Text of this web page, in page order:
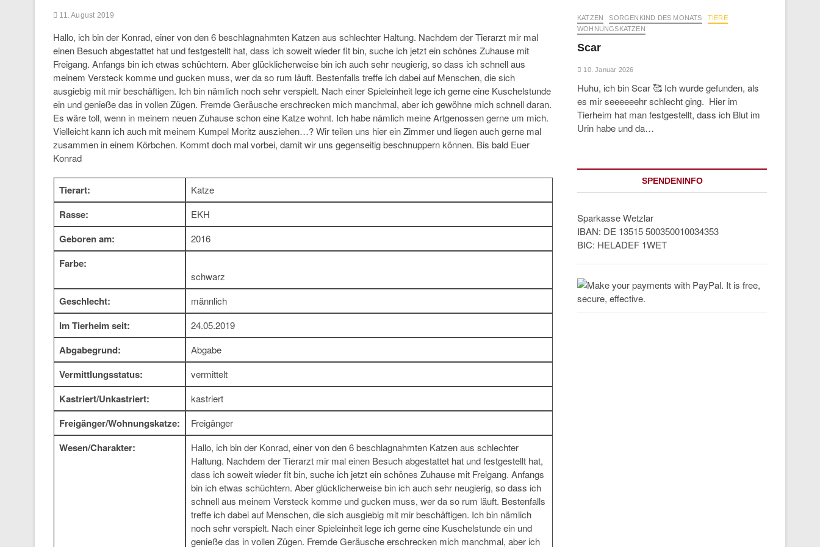
11. August 2019
Hallo, ich bin der Konrad, einer von den 6 beschlagnahmten Katzen aus schlechter Haltung. Nachdem der Tierarzt mir mal
einen Besuch abgestattet hat und festgestellt hat, dass ich soweit wieder fit bin, suche ich jetzt ein schönes Zuhause mit
Freigang. Anfangs bin ich etwas schüchtern. Aber glücklicherweise bin ich auch sehr neugierig, so dass ich schnell aus
meinem Versteck komme und gucken muss, wer da so rum läuft. Bestenfalls treffe ich dabei auf Menschen, die sich
ausgiebig mit mir beschäftigen. Ich bin nämlich noch sehr verspielt. Nach einer Spieleinheit lege ich gerne eine Kuschelstunde
ein und genieße das in vollen Zügen. Fremde Geräusche erschrecken mich manchmal, aber ich gewöhne mich schnell daran.
Es wäre toll, wenn in meinem neuen Zuhause schon eine Katze wohnt. Ich habe nämlich meine Artgenossen gerne um mich.
Vielleicht kann ich auch mit meinem Kumpel Moritz ausziehen…? Wir teilen uns hier ein Zimmer und liegen auch gerne mal
zusammen in einem Körbchen. Kommt doch mal vorbei, damit wir uns gegenseitig beschnuppern können. Bis bald Euer
Konrad
Tierart: Katze
Rasse: EKH
Geboren am: 2016
Farbe:
schwarz
Geschlecht: männlich
Im Tierheim seit: 24.05.2019
Abgabegrund: Abgabe
Vermittlungsstatus: vermittelt
Kastriert/Unkastriert: kastriert
Freigänger/Wohnungskatze: Freigänger
Wesen/Charakter:
Hallo, ich bin der Konrad, einer von den 6 beschlagnahmten Katzen aus schlechter
Haltung. Nachdem der Tierarzt mir mal einen Besuch abgestattet hat und festgestellt hat,
dass ich soweit wieder fit bin, suche ich jetzt ein schönes Zuhause mit Freigang. Anfangs
bin ich etwas schüchtern. Aber glücklicherweise bin ich auch sehr neugierig, so dass ich
schnell aus meinem Versteck komme und gucken muss, wer da so rum läuft. Bestenfalls
treffe ich dabei auf Menschen, die sich ausgiebig mit mir beschäftigen. Ich bin nämlich
noch sehr verspielt. Nach einer Spieleinheit lege ich gerne eine Kuschelstunde ein und
genieße das in vollen Zügen. Fremde Geräusche erschrecken mich manchmal, aber ich
KATZEN SORGENKIND DES MONATS
TIERE
WOHNUNGSKATZEN
Scar
10. Januar 2026
Huhu, ich bin Scar 🥰 Ich wurde gefunden, als
es mir seeeeeehr schlecht ging. Hier im
Tierheim hat man festgestellt, dass ich Blut im
Urin habe und da…
SPENDENINFO
Sparkasse Wetzlar
IBAN: DE 13515 500350010034353
BIC: HELADEF 1WET